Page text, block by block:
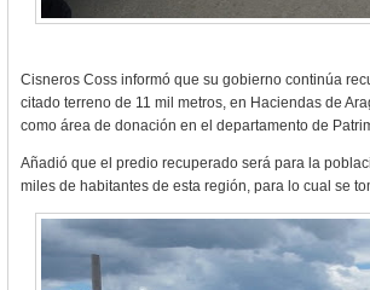
Cisneros Coss informó que su gobierno continúa
citado terreno de 11 mil metros, en Haciendas de
como área de donación en el departamento de
Añadió que el predio recuperado será para la
miles de habitantes de esta región, para lo cual se